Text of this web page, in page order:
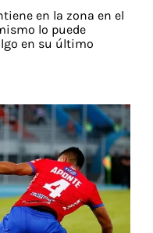
en la zona en el
lo puede
en su último